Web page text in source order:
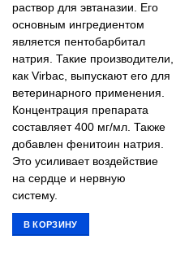
раствор для эвтаназии. Его
основным ингредиентом
является пентобарбитал
натрия. Такие производители,
как Virbac, выпускают его для
ветеринарного применения.
Концентрация препарата
составляет 400 мг/мл. Также
добавлен фенитоин натрия.
Это усиливает воздействие
на сердце и нервную
систему.
В КОРЗИНУ